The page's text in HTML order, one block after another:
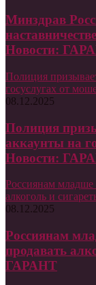
Минздрав
Новости:
Полиция
госуслугах от
08.12.2025
Полиция
аккаунты на
Новости:
Россиянам младше
алкоголь и
08.12.2025
Россиянам
продавать
ГАРАНТ